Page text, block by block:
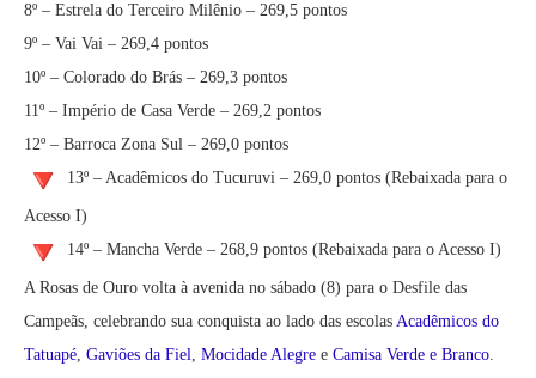
8º – Estrela do Terceiro Milênio – 269,5 pontos
9º – Vai Vai – 269,4 pontos
10º – Colorado do Brás – 269,3 pontos
11º – Império de Casa Verde – 269,2 pontos
12º – Barroca Zona Sul – 269,0 pontos
13º – Acadêmicos do Tucuruvi – 269,0 pontos (Rebaixada para o
Acesso I)
14º – Mancha Verde – 268,9 pontos (Rebaixada para o Acesso I)
A Rosas de Ouro volta à avenida no sábado (8) para o Desfile das
Campeãs, celebrando sua conquista ao lado das escolas Acadêmicos do
Tatuapé, Gaviões da Fiel, Mocidade Alegre e Camisa Verde e Branco.